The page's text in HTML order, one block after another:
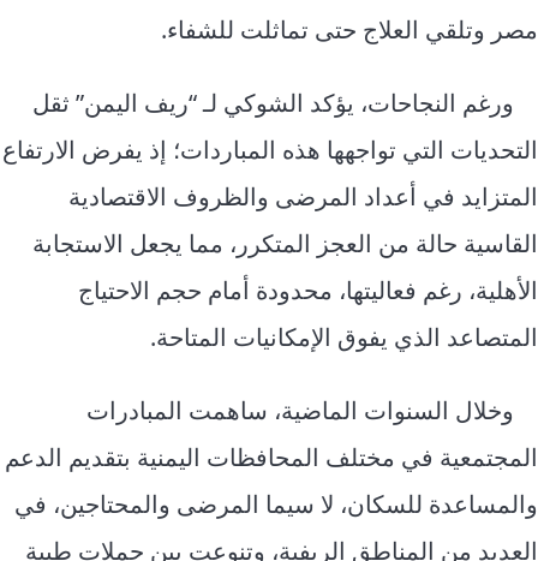
مصر وتلقي العلاج حتى تماثلت للشفاء.
ورغم النجاحات، يؤكد الشوكي لـ “ريف اليمن” ثقل
التحديات التي تواجهها هذه المباردات؛ إذ يفرض الارتفاع
المتزايد في أعداد المرضى والظروف الاقتصادية
القاسية حالة من العجز المتكرر، مما يجعل الاستجابة
الأهلية، رغم فعاليتها، محدودة أمام حجم الاحتياج
المتصاعد الذي يفوق الإمكانيات المتاحة.
وخلال السنوات الماضية، ساهمت المبادرات
المجتمعية في مختلف المحافظات اليمنية بتقديم الدعم
والمساعدة للسكان، لا سيما المرضى والمحتاجين، في
العديد من المناطق الريفية، وتنوعت بين حملات طبية